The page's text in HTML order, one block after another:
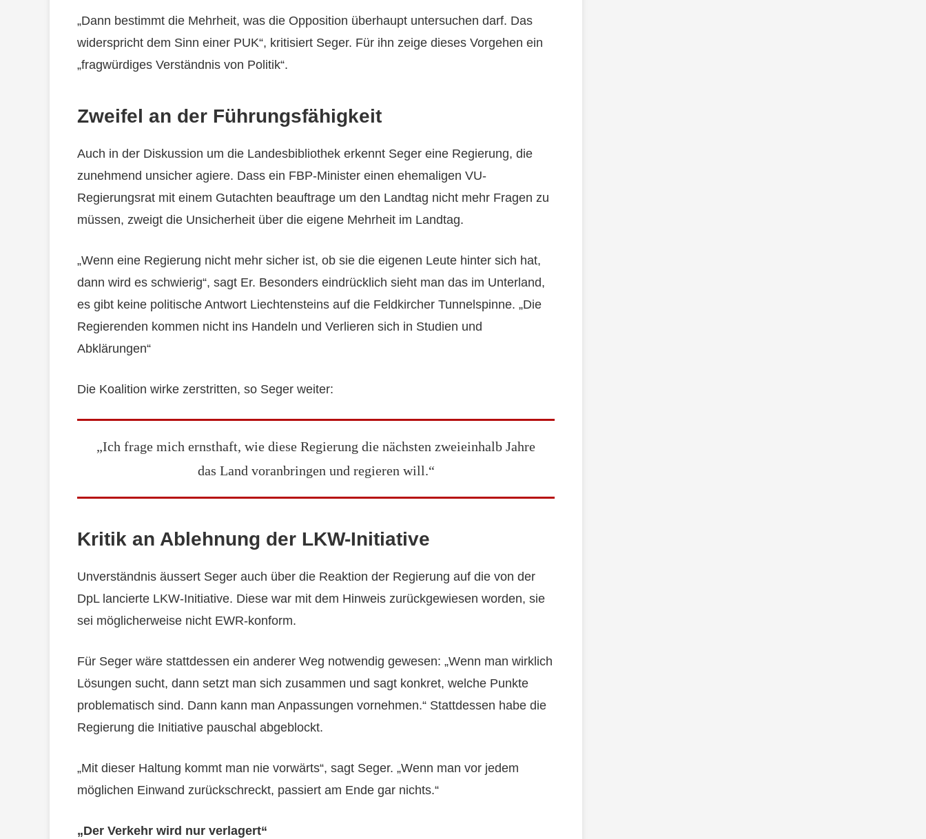
„Dann bestimmt die Mehrheit, was die Opposition überhaupt untersuchen darf. Das
widerspricht dem Sinn einer PUK“, kritisiert Seger. Für ihn zeige dieses Vorgehen ein
„fragwürdiges Verständnis von Politik“.
Zweifel an der Führungsfähigkeit
Auch in der Diskussion um die Landesbibliothek erkennt Seger eine Regierung, die
zunehmend unsicher agiere. Dass ein FBP-Minister einen ehemaligen VU-
Regierungsrat mit einem Gutachten beauftrage um den Landtag nicht mehr Fragen zu
müssen, zweigt die Unsicherheit über die eigene Mehrheit im Landtag.
„Wenn eine Regierung nicht mehr sicher ist, ob sie die eigenen Leute hinter sich hat,
dann wird es schwierig“, sagt Er. Besonders eindrücklich sieht man das im Unterland,
es gibt keine politische Antwort Liechtensteins auf die Feldkircher Tunnelspinne. „Die
Regierenden kommen nicht ins Handeln und Verlieren sich in Studien und
Abklärungen“
Die Koalition wirke zerstritten, so Seger weiter:
„Ich frage mich ernsthaft, wie diese Regierung die nächsten zweieinhalb Jahre
das Land voranbringen und regieren will.“
Kritik an Ablehnung der LKW-Initiative
Unverständnis äussert Seger auch über die Reaktion der Regierung auf die von der
DpL lancierte LKW-Initiative. Diese war mit dem Hinweis zurückgewiesen worden, sie
sei möglicherweise nicht EWR-konform.
Für Seger wäre stattdessen ein anderer Weg notwendig gewesen: „Wenn man wirklich
Lösungen sucht, dann setzt man sich zusammen und sagt konkret, welche Punkte
problematisch sind. Dann kann man Anpassungen vornehmen.“ Stattdessen habe die
Regierung die Initiative pauschal abgeblockt.
„Mit dieser Haltung kommt man nie vorwärts“, sagt Seger. „Wenn man vor jedem
möglichen Einwand zurückschreckt, passiert am Ende gar nichts.“
„Der Verkehr wird nur verlagert“